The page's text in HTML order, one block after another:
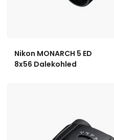
Nikon MONARCH 5 ED
8x56 Dalekohled